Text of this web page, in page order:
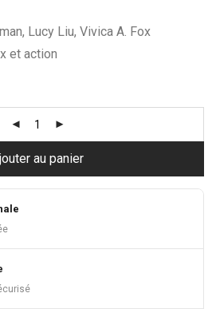
Lucy Liu, Vivica A. Fox
et action
au panier